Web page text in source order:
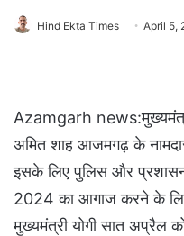
Hind Ekta Times April 5,
Azamgarh
अमित शाह आजमगढ़ के
इसके लिए पुलिस और
2024 का आगाज करने के
मुख्यमंत्री योगी सात